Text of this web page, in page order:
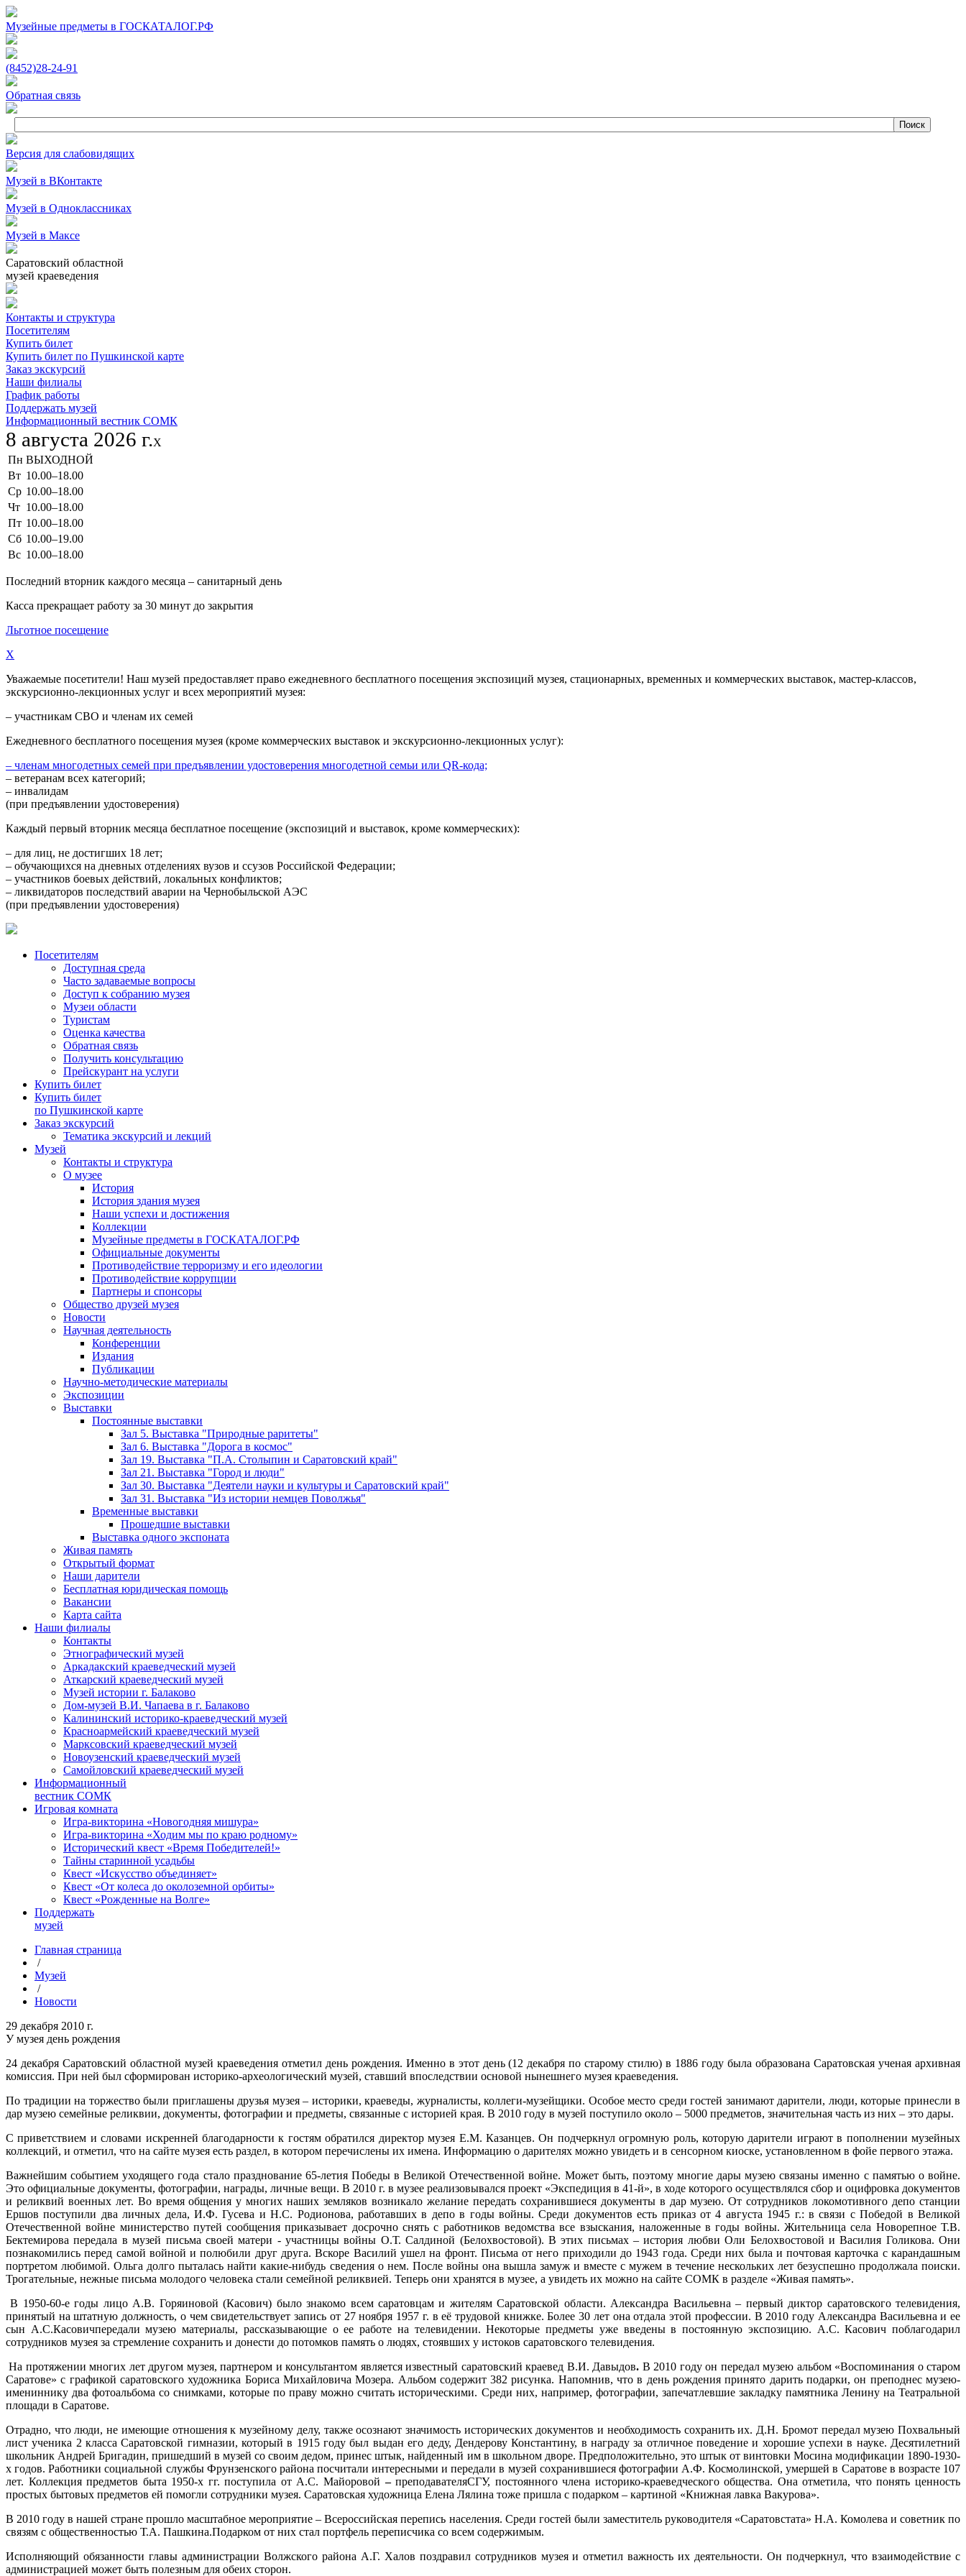
Музейные предметы в ГОСКАТАЛОГ.РФ
(8452)28‑24‑91
Обратная связь
Версия для слабовидящих
Музей в ВКонтакте
Музей в Одноклассниках
Музей в Максе
Саратовский областной
музей краеведения
Контакты и структура
Посетителям
Купить билет
Купить билет по Пушкинской карте
Заказ экскурсий
Наши филиалы
График работы
Поддержать музей
Информационный вестник СОМК
8 августа 2026 г.X
Пн ВЫХОДНОЙ
Вт 10.00–18.00
Ср 10.00–18.00
Чт 10.00–18.00
Пт 10.00–18.00
Сб 10.00–19.00
Вс 10.00–18.00
Последний вторник каждого месяца – санитарный день
Касса прекращает работу за 30 минут до закрытия
Льготное посещение
X
Уважаемые посетители! Наш музей предоставляет право ежедневного бесплатного посещения экспозиций музея, стационарных, временных и коммерческих выставок, мастер-классов,
экскурсионно-лекционных услуг и всех мероприятий музея:
– участникам СВО и членам их семей
Ежедневного бесплатного посещения музея (кроме коммерческих выставок и экскурсионно-лекционных услуг):
– членам многодетных семей при предъявлении удостоверения многодетной семьи или QR-кода;
– ветеранам всех категорий;
– инвалидам
(при предъявлении удостоверения)
Каждый первый вторник месяца бесплатное посещение (экспозиций и выставок, кроме коммерческих):
– для лиц, не достигших 18 лет;
– обучающихся на дневных отделениях вузов и ссузов Российской Федерации;
– участников боевых действий, локальных конфликтов;
– ликвидаторов последствий аварии на Чернобыльской АЭС
(при предъявлении удостоверения)
Посетителям
Доступная среда
Часто задаваемые вопросы
Доступ к собранию музея
Музеи области
Туристам
Оценка качества
Обратная связь
Получить консультацию
Прейскурант на услуги
Купить билет
Купить билет
по Пушкинской карте
Заказ экскурсий
Тематика экскурсий и лекций
Музей
Контакты и структура
О музее
История
История здания музея
Наши успехи и достижения
Коллекции
Музейные предметы в ГОСКАТАЛОГ.РФ
Официальные документы
Противодействие терроризму и его идеологии
Противодействие коррупции
Партнеры и спонсоры
Общество друзей музея
Новости
Научная деятельность
Конференции
Издания
Публикации
Научно-методические материалы
Экспозиции
Выставки
Постоянные выставки
Зал 5. Выставка "Природные раритеты"
Зал 6. Выставка "Дорога в космос"
Зал 19. Выставка "П.А. Столыпин и Саратовский край"
Зал 21. Выставка "Город и люди"
Зал 30. Выставка "Деятели науки и культуры и Саратовский край"
Зал 31. Выставка "Из истории немцев Поволжья"
Временные выставки
Прошедшие выставки
Выставка одного экспоната
Живая память
Открытый формат
Наши дарители
Бесплатная юридическая помощь
Вакансии
Карта сайта
Наши филиалы
Контакты
Этнографический музей
Аркадакский краеведческий музей
Аткарский краеведческий музей
Музей истории г. Балаково
Дом-музей В.И. Чапаева в г. Балаково
Калининский историко-краеведческий музей
Красноармейский краеведческий музей
Марксовский краеведческий музей
Новоузенский краеведческий музей
Самойловский краеведческий музей
Информационный
вестник СОМК
Игровая комната
Игра-викторина «Новогодняя мишура»
Игра-викторина «Ходим мы по краю родному»
Исторический квест «Время Победителей!»
Тайны старинной усадьбы
Квест «Искусство объединяет»
Квест «От колеса до околоземной орбиты»
Квест «Рожденные на Волге»
Поддержать
музей
Главная страница
/
Музей
/
Новости
29 декабря 2010 г.
У музея день рождения
24 декабря Саратовский областной музей краеведения отметил день рождения. Именно в этот день (12 декабря по старому стилю) в 1886 году была образована Саратовская ученая архивная
комиссия. При ней был сформирован историко-археологический музей, ставший впоследствии основой нынешнего музея краеведения.
По традиции на торжество были приглашены друзья музея – историки, краеведы, журналисты, коллеги-музейщики. Особое место среди гостей занимают дарители, люди, которые принесли в
дар музею семейные реликвии, документы, фотографии и предметы, связанные с историей края. В 2010 году в музей поступило около – 5000 предметов, значительная часть из них – это дары.
С приветствием и словами искренней благодарности к гостям обратился директор музея Е.М. Казанцев. Он подчеркнул огромную роль, которую дарители играют в пополнении музейных
коллекций, и отметил, что на сайте музея есть раздел, в котором перечислены их имена. Информацию о дарителях можно увидеть и в сенсорном киоске, установленном в фойе первого этажа.
Важнейшим событием уходящего года стало празднование 65-летия Победы в Великой Отечественной войне. Может быть, поэтому многие дары музею связаны именно с памятью о войне.
Это официальные документы, фотографии, награды, личные вещи. В 2010 г. в музее реализовывался проект «Экспедиция в 41-й», в ходе которого осуществлялся сбор и оцифровка документов
и реликвий военных лет. Во время общения у многих наших земляков возникало желание передать сохранившиеся документы в дар музею. От сотрудников локомотивного депо станции
Ершов поступили два личных дела, И.Ф. Гусева и Н.С. Родионова, работавших в депо в годы войны. Среди документов есть приказ от 4 августа 1945 г.: в связи с Победой в Великой
Отечественной войне министерство путей сообщения приказывает досрочно снять с работников ведомства все взыскания, наложенные в годы войны. Жительница села Новорепное Т.В.
Бектемирова передала в музей письма своей матери - участницы войны О.Т. Салдиной (Белохвостовой). В этих письмах – история любви Оли Белохвостовой и Василия Голикова. Они
познакомились перед самой войной и полюбили друг друга. Вскоре Василий ушел на фронт. Письма от него приходили до 1943 года. Среди них была и почтовая карточка с карандашным
портретом любимой. Ольга долго пыталась найти какие-нибудь сведения о нем. После войны она вышла замуж и вместе с мужем в течение нескольких лет безуспешно продолжала поиски.
Трогательные, нежные письма молодого человека стали семейной реликвией. Теперь они хранятся в музее, а увидеть их можно на сайте СОМК в разделе «Живая память».
В 1950-60-е годы лицо А.В. Горяиновой (Касович) было знакомо всем саратовцам и жителям Саратовской области. Александра Васильевна – первый диктор саратовского телевидения,
принятый на штатную должность, о чем свидетельствует запись от 27 ноября 1957 г. в её трудовой книжке. Более 30 лет она отдала этой профессии. В 2010 году Александра Васильевна и ее
сын А.С.Касовичпередали музею материалы, рассказывающие о ее работе на телевидении. Некоторые предметы уже введены в постоянную экспозицию. А.С. Касович поблагодарил
сотрудников музея за стремление сохранить и донести до потомков память о людях, стоявших у истоков саратовского телевидения.
На протяжении многих лет другом музея, партнером и консультантом является известный саратовский краевед В.И. Давыдов. В 2010 году он передал музею альбом «Воспоминания о старом
Саратове» с графикой саратовского художника Бориса Михайловича Мозера. Альбом содержит 382 рисунка. Напомнив, что в день рождения принято дарить подарки, он преподнес музею-
имениннику два фотоальбома со снимками, которые по праву можно считать историческими. Среди них, например, фотографии, запечатлевшие закладку памятника Ленину на Театральной
площади в Саратове.
Отрадно, что люди, не имеющие отношения к музейному делу, также осознают значимость исторических документов и необходимость сохранить их. Д.Н. Бромот передал музею Похвальный
лист ученика 2 класса Саратовской гимназии, который в 1915 году был выдан его деду, Дендерову Константину, в награду за отличное поведение и хорошие успехи в науке. Десятилетний
школьник Андрей Бригадин, пришедший в музей со своим дедом, принес штык, найденный им в школьном дворе. Предположительно, это штык от винтовки Мосина модификации 1890-1930-
х годов. Работники социальной службы Фрунзенского района посчитали интересными и передали в музей сохранившиеся фотографии А.Ф. Космолинской, умершей в Саратове в возрасте 107
лет. Коллекция предметов быта 1950-х гг. поступила от А.С. Майоровой–преподавателяСГУ, постоянного члена историко-краеведческого общества. Она отметила, что понять ценность
простых бытовых предметов ей помогли сотрудники музея. Саратовская художница Елена Лялина тоже пришла с подарком – картиной «Книжная лавка Вакурова».
В 2010 году в нашей стране прошло масштабное мероприятие – Всероссийская перепись населения. Среди гостей были заместитель руководителя «Саратовстата» Н.А. Комолева и советник по
связям с общественностью Т.А. Пашкина.Подарком от них стал портфель переписчика со всем содержимым.
Исполняющий обязанности главы администрации Волжского района А.Г. Халов поздравил сотрудников музея и отметил важность их деятельности. Он подчеркнул, что взаимодействие с
администрацией может быть полезным для обеих сторон.